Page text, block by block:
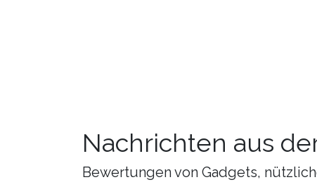
Nachrichten aus
Bewertungen von Gadgets,